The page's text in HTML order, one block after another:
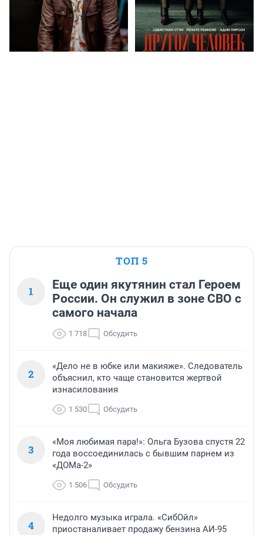
ТОП 5
1
Еще один якутянин стал Героем
России. Он служил в зоне СВО с
самого начала
1 718 Обсудить
2
«Дело не в юбке или макияже». Следователь
объяснил, кто чаще становится жертвой
изнасилования
1 530 Обсудить
3
«Моя любимая пара!»: Ольга Бузова спустя 22
года воссоединилась с бывшим парнем из
«ДОМа-2»
1 506 Обсудить
4
Недолго музыка играла. «СибОйл»
приостаналивает продажу бензина АИ-95